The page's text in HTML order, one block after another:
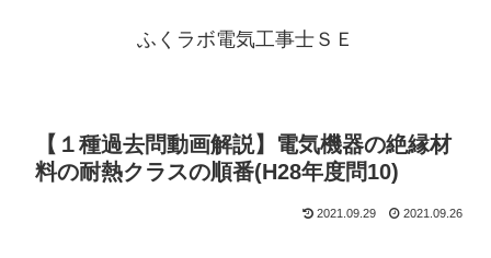
ふくラボ電気工事士ＳＥ
【１種過去問動画解説】電気機器の絶縁材
料の耐熱クラスの順番(H28年度問10)
2021.09.29 2021.09.26